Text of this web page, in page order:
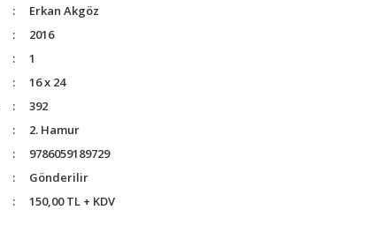
Erkan Akgöz
2016
1
16 x 24
392
2. Hamur
9786059189729
Gönderilir
150,00 TL + KDV